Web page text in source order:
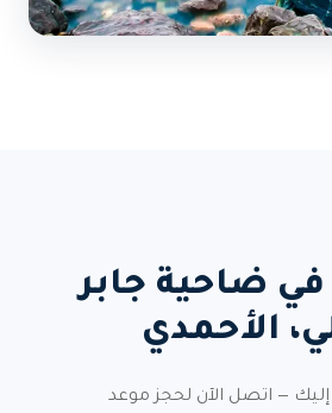
ضاحية جابر
الأحمدي
— اتصل الآن لحجز موعد